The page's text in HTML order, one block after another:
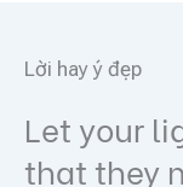
Lời hay ý đẹp
Let your
that they